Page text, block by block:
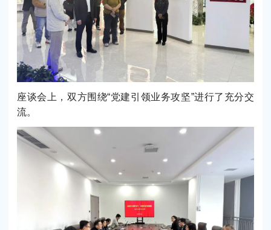
座谈会上，双方围绕“党建引领业务攻坚”进行了充分交
流。